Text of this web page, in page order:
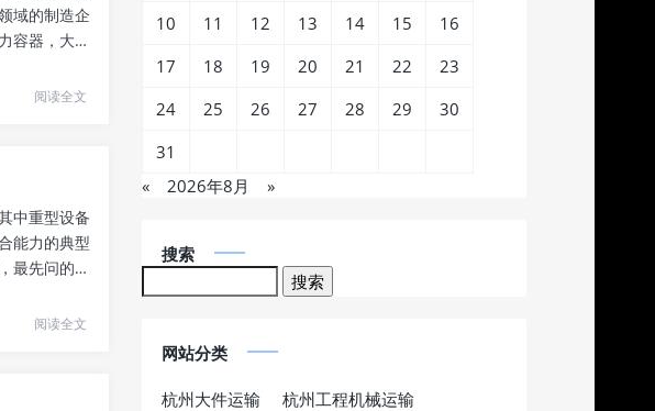
域的制造企
容器，大多
阅读全文
中重型设备
能力的典型
最先问的不
阅读全文
« 2026年8月 »
10
11 12 13 14 15
16
17
18 19 20 21 22
23
24
25 26 27 28 29
30
31
搜索
网站分类
杭州大件运输
杭州工程机械运输